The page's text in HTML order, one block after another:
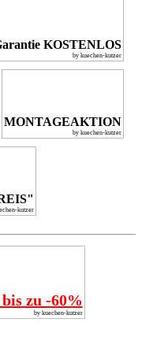
KOSTENLOS
by kuechen-kutzer
MONTAGEAKTION
by kuechen-kutzer
kutzer
zu -60%
by kuechen-kutzer